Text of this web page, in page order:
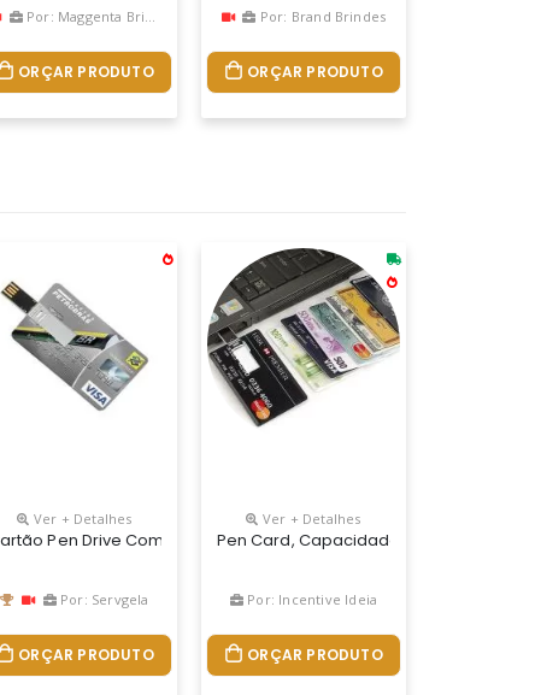
Por: Maggenta Brindes
ORÇAR PRODUTO
Por: Brand Brindes
ORÇAR PRODUTO
Impressão Uv Digital Frente E Verso Nas Capacidades De, 4, 8,
Digital
Ver + Detalhes
Pen Drive Com 4 Gb Personalizado
Por: Servgela
ORÇAR PRODUTO
Ver + Detalhes
Pen Card, Capacidades 4, 8 E 16 Gb,
Por: Incentive Ideia
ORÇAR PRODUTO